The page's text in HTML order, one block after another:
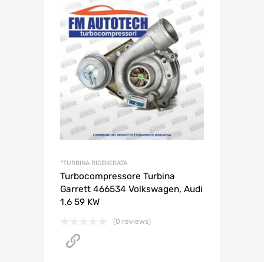
*TURBINA RIGENERATA
Turbocompressore Turbina
Garrett 466534 Volkswagen, Audi
1.6 59 KW
(0 reviews)